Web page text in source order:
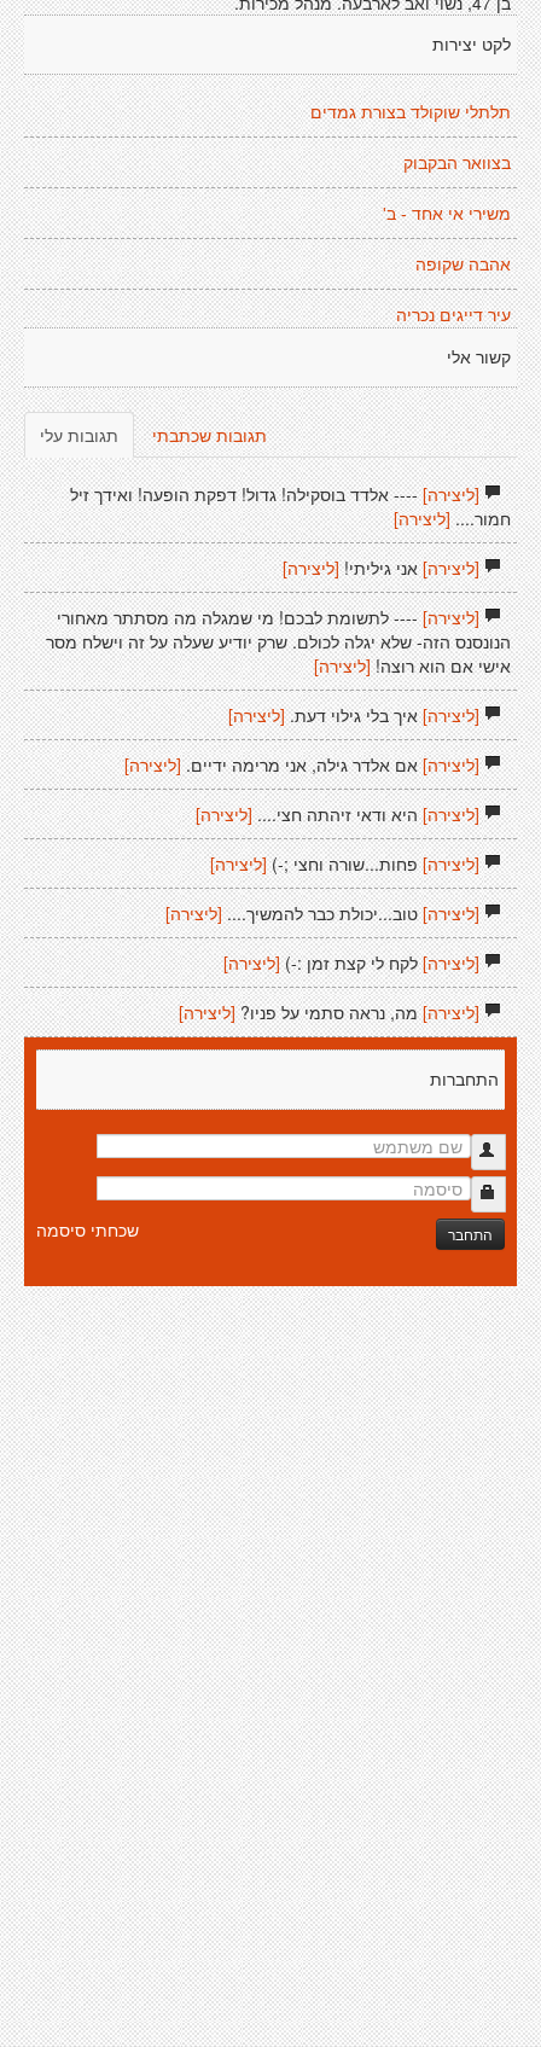
לקט יצירות
תלתלי שוקולד בצורת גמדים
בצוואר הבקבוק
משירי אי אחד - ב'
אהבה שקופה
עיר דייגים נכריה
קשור אלי
תגובות עלי תגובות שכתבתי
[ליצירה]---- אלדד בוסקילה! גדול! דפקת הופעה! ואידך זיל
חמור....[ליצירה]
[ליצירה]אני גיליתי! [ליצירה]
[ליצירה]---- לתשומת לבכם! מי שמגלה מה מסתתר מאחורי
הנונסנס הזה- שלא יגלה לכולם. שרק יודיע שעלה על זה וישלח מסר
אישי אם הוא רוצה![ליצירה]
[ליצירה]איך בלי גילוי דעת.[ליצירה]
[ליצירה]אם אלדר גילה, אני מרימה ידיים.[ליצירה]
[ליצירה]היא ודאי זיהתה חצי.... [ליצירה]
[ליצירה]פחות...שורה וחצי ;-) [ליצירה]
[ליצירה]טוב...יכולת כבר להמשיך.... [ליצירה]
[ליצירה]לקח לי קצת זמן :-) [ליצירה]
[ליצירה]מה, נראה סתמי על פניו? [ליצירה]
התחברות
התחבר שכחתי סיסמה